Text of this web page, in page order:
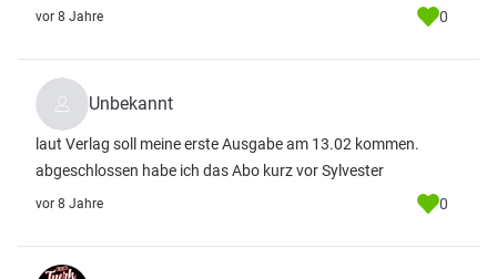
vor 8 Jahre 0
Unbekannt
laut Verlag soll meine erste Ausgabe am 13.02 kommen.
abgeschlossen habe ich das Abo kurz vor Sylvester
vor 8 Jahre 0